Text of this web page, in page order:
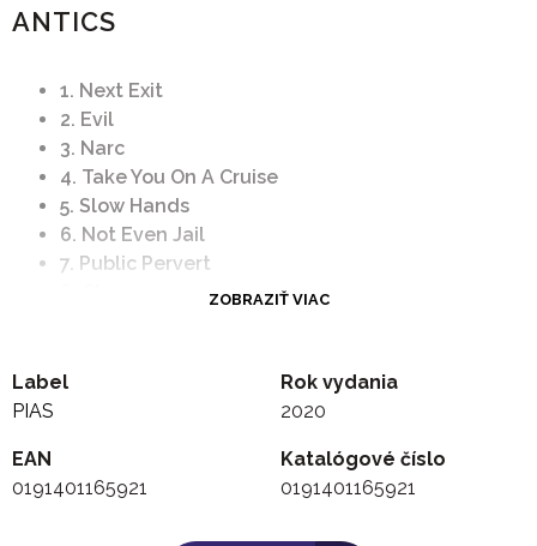
ANTICS
1. Next Exit
2. Evil
3. Narc
4. Take You On A Cruise
5. Slow Hands
6. Not Even Jail
7. Public Pervert
ZOBRAZIŤ VIAC
Label
PIAS
Rok vydania
2020
EAN
0191401165921
Katalógové číslo
0191401165921